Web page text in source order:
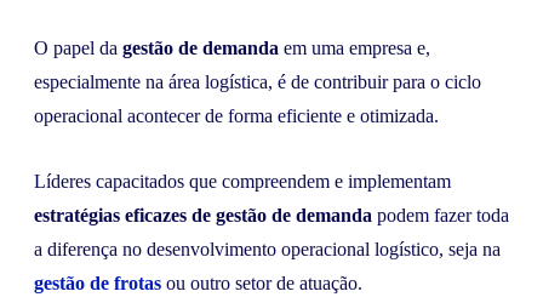
O papel da gestão de demanda em uma empresa e,
especialmente na área logística, é de contribuir para o ciclo
operacional acontecer de forma eficiente e otimizada.
Líderes capacitados que compreendem e implementam
estratégias eficazes de gestão de demanda podem fazer toda
a diferença no desenvolvimento operacional logístico, seja na
gestão de frotas ou outro setor de atuação.